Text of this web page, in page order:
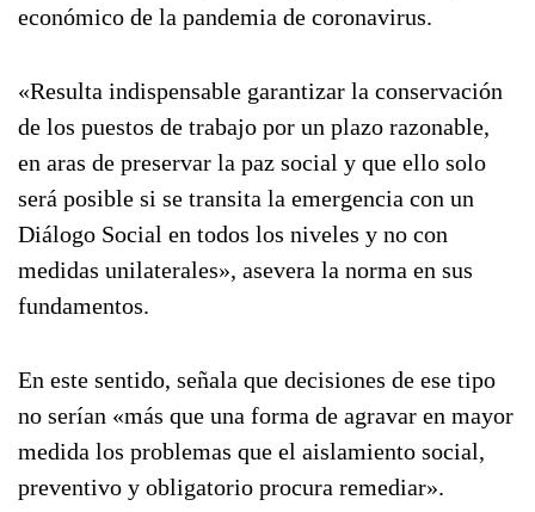
económico de la pandemia de coronavirus.
«Resulta indispensable garantizar la conservación
de los puestos de trabajo por un plazo razonable,
en aras de preservar la paz social y que ello solo
será posible si se transita la emergencia con un
Diálogo Social en todos los niveles y no con
medidas unilaterales», asevera la norma en sus
fundamentos.
En este sentido, señala que decisiones de ese tipo
no serían «más que una forma de agravar en mayor
medida los problemas que el aislamiento social,
preventivo y obligatorio procura remediar».